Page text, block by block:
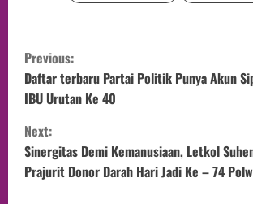
Previous:
Daftar terbaru Partai Politik Punya Akun
IBU Urutan Ke 40
Next:
Sinergitas Demi Kemanusiaan, Letkol
Prajurit Donor Darah Hari Jadi Ke – 74